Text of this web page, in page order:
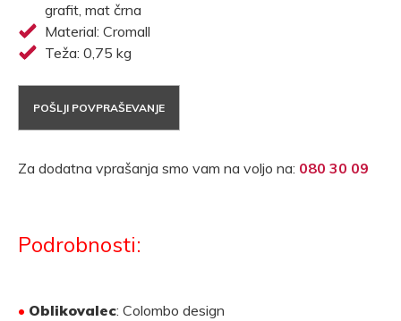
grafit, mat črna
Material: Cromall
Teža: 0,75 kg
POŠLJI POVPRAŠEVANJE
Za dodatna vprašanja smo vam na voljo na: 080 30 09
Podrobnosti:
• Oblikovalec: Colombo design